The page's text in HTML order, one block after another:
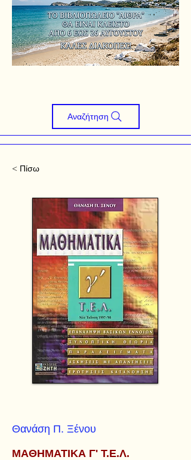
Αναζήτηση
< Πίσω
Θανάση Π. Ξένου
ΜΑΘΗΜΑΤΙΚΑ Γ' Τ.Ε.Λ.